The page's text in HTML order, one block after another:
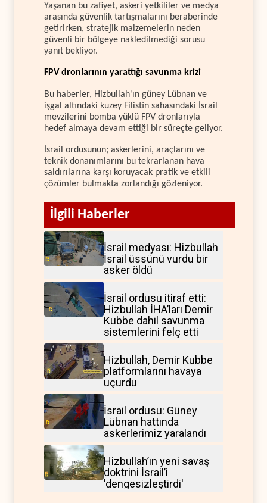
Yaşanan bu zafiyet, askeri yetkililer ve medya
arasında güvenlik tartışmalarını beraberinde
getirirken, stratejik malzemelerin neden
güvenli bir bölgeye nakledilmediği sorusu
yanıt bekliyor.
FPV dronlarının yarattığı savunma krizi
Bu haberler, Hizbullah'ın güney Lübnan ve
işgal altındaki kuzey Filistin sahasındaki İsrail
mevzilerini bomba yüklü FPV dronlarıyla
hedef almaya devam ettiği bir süreçte geliyor.
İsrail ordusunun; askerlerini, araçlarını ve
teknik donanımlarını bu tekrarlanan hava
saldırılarına karşı koruyacak pratik ve etkili
çözümler bulmakta zorlandığı gözleniyor.
İlgili Haberler
İsrail medyası: Hizbullah
İsrail üssünü vurdu bir
asker öldü
İsrail ordusu itiraf etti:
Hizbullah İHA’ları Demir
Kubbe dahil savunma
sistemlerini felç etti
Hizbullah, Demir Kubbe
platformlarını havaya
uçurdu
İsrail ordusu: Güney
Lübnan hattında
askerlerimiz yaralandı
Hizbullah’ın yeni savaş
doktrini İsrail’i
'dengesizleştirdi'